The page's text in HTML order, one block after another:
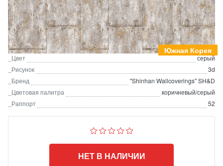
Южная Корея
_Цвет
серый
_Рисунок
3d
_Бренд
"Shinhan Wallcoverings" SH&D
_Цветовая палитра
коричневый/серый
_Раппорт
52
НЕТ В НАЛИЧИИ